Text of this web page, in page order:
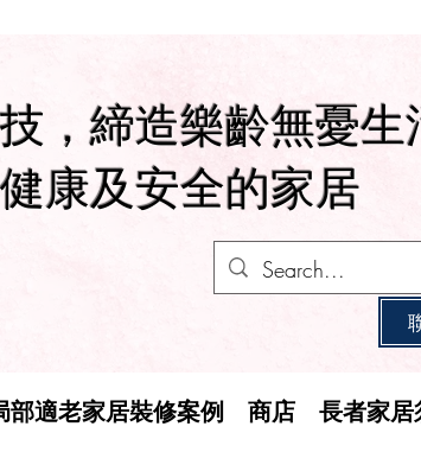
，締造樂齡無憂生
康及安全的家居
部適老家居裝修案例 商店 長者家居